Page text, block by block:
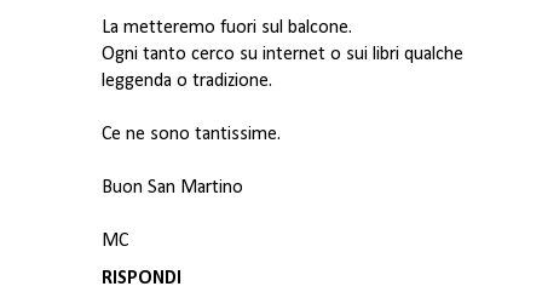
La metteremo fuori sul balcone.
Ogni tanto cerco su internet o sui libri qualche
leggenda o tradizione.
Ce ne sono tantissime.
Buon San Martino
MC
RISPONDI